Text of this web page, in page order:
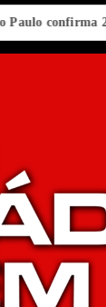
23 casos